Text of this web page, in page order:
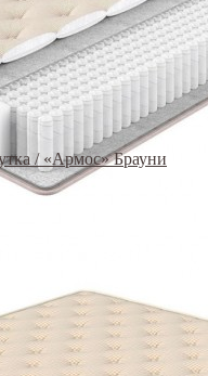
/ «Армос» Брауни